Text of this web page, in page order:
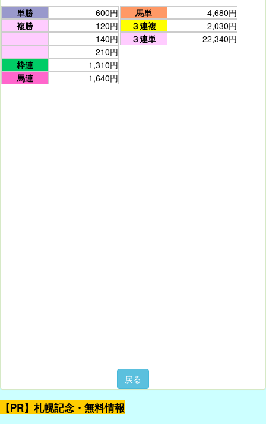
単勝
600円
複勝
120円
140円
210円
枠連
1,310円
馬連
1,640円
馬単
4,680円
３連複
2,030円
３連単
22,340円
戻る
【PR】札幌記念・無料情報